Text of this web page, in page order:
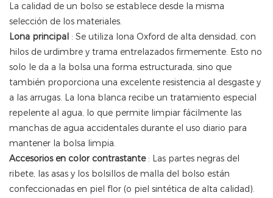
La calidad de un bolso se establece desde la misma
selección de los materiales.
Lona principal : Se utiliza lona Oxford de alta densidad, con
hilos de urdimbre y trama entrelazados firmemente. Esto no
solo le da a la bolsa una forma estructurada, sino que
también proporciona una excelente resistencia al desgaste y
a las arrugas. La lona blanca recibe un tratamiento especial
repelente al agua, lo que permite limpiar fácilmente las
manchas de agua accidentales durante el uso diario para
mantener la bolsa limpia.
Accesorios en color contrastante: Las partes negras del
ribete, las asas y los bolsillos de malla del bolso están
confeccionadas en piel flor (o piel sintética de alta calidad).